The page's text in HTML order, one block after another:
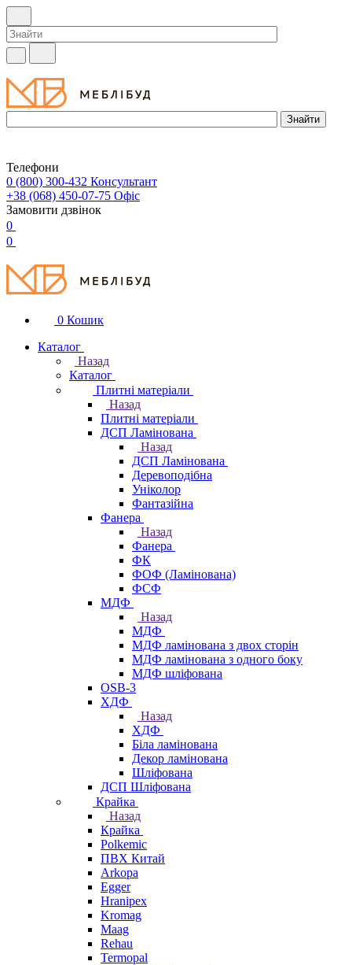
Телефони
0 (800) 300-432 Консультант
+38 (068) 450-07-75 Офіс
Замовити дзвінок
0
0
0 Кошик
Каталог
Назад
Каталог
Плитні матеріали
Назад
Плитні матеріали
ДСП Ламінована
Назад
ДСП Ламінована
Деревоподібна
Уніколор
Фантазійна
Фанера
Назад
Фанера
ФК
ФОФ (Ламінована)
ФСФ
МДФ
Назад
МДФ
МДФ ламінована з двох сторін
МДФ ламінована з одного боку
МДФ шліфована
OSB-3
ХДФ
Назад
ХДФ
Біла ламінована
Декор ламінована
Шліфована
ДСП Шліфована
Крайка
Назад
Крайка
Polkemic
ПВХ Китай
Arkopa
Egger
Hranipex
Kromag
Maag
Rehau
Termopal